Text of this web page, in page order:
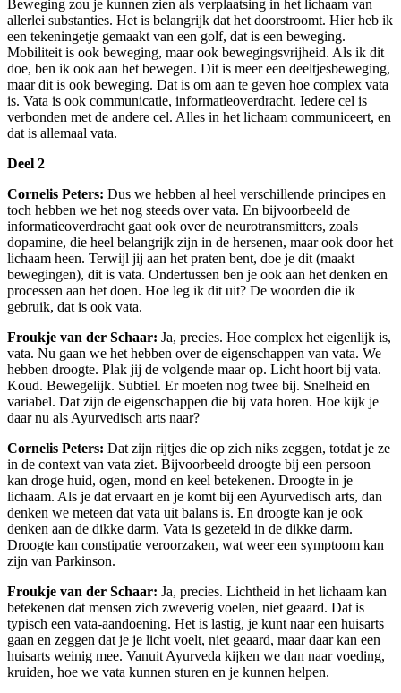
Beweging zou je kunnen zien als verplaatsing in het lichaam van
allerlei substanties. Het is belangrijk dat het doorstroomt. Hier heb ik
een tekeningetje gemaakt van een golf, dat is een beweging.
Mobiliteit is ook beweging, maar ook bewegingsvrijheid. Als ik dit
doe, ben ik ook aan het bewegen. Dit is meer een deeltjesbeweging,
maar dit is ook beweging. Dat is om aan te geven hoe complex vata
is. Vata is ook communicatie, informatieoverdracht. Iedere cel is
verbonden met de andere cel. Alles in het lichaam communiceert, en
dat is allemaal vata.
Deel 2
Cornelis Peters: Dus we hebben al heel verschillende principes en
toch hebben we het nog steeds over vata. En bijvoorbeeld de
informatieoverdracht gaat ook over de neurotransmitters, zoals
dopamine, die heel belangrijk zijn in de hersenen, maar ook door het
lichaam heen. Terwijl jij aan het praten bent, doe je dit (maakt
bewegingen), dit is vata. Ondertussen ben je ook aan het denken en
processen aan het doen. Hoe leg ik dit uit? De woorden die ik
gebruik, dat is ook vata.
Froukje van der Schaar: Ja, precies. Hoe complex het eigenlijk is,
vata. Nu gaan we het hebben over de eigenschappen van vata. We
hebben droogte. Plak jij de volgende maar op. Licht hoort bij vata.
Koud. Bewegelijk. Subtiel. Er moeten nog twee bij. Snelheid en
variabel. Dat zijn de eigenschappen die bij vata horen. Hoe kijk je
daar nu als Ayurvedisch arts naar?
Cornelis Peters: Dat zijn rijtjes die op zich niks zeggen, totdat je ze
in de context van vata ziet. Bijvoorbeeld droogte bij een persoon
kan droge huid, ogen, mond en keel betekenen. Droogte in je
lichaam. Als je dat ervaart en je komt bij een Ayurvedisch arts, dan
denken we meteen dat vata uit balans is. En droogte kan je ook
denken aan de dikke darm. Vata is gezeteld in de dikke darm.
Droogte kan constipatie veroorzaken, wat weer een symptoom kan
zijn van Parkinson.
Froukje van der Schaar: Ja, precies. Lichtheid in het lichaam kan
betekenen dat mensen zich zweverig voelen, niet geaard. Dat is
typisch een vata-aandoening. Het is lastig, je kunt naar een huisarts
gaan en zeggen dat je je licht voelt, niet geaard, maar daar kan een
huisarts weinig mee. Vanuit Ayurveda kijken we dan naar voeding,
kruiden, hoe we vata kunnen sturen en je kunnen helpen.